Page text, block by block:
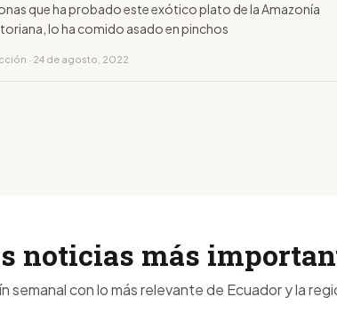
que ha probado este exótico plato de la Amazonía
lo ha comido asado en pinchos
· 24 de agosto, 2022
noticias más
semanal con lo más relevante de Ecuador y la